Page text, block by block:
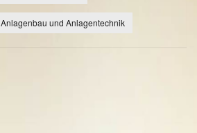
Anlagenbau und Anlagentechnik